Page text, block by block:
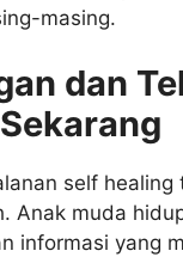
masing.
dan
self
Anak muda
informasi yang